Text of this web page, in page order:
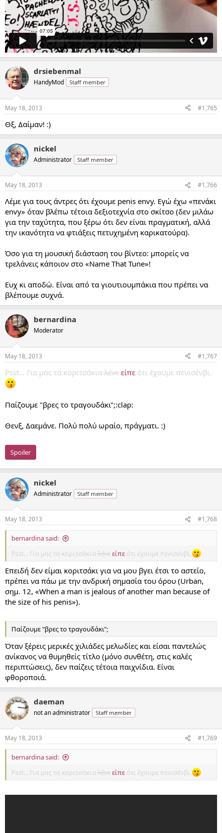
drsiebenmal
HandyMod Staff member
May 18, 2013 #1,765
Θξ, Δαίμαν! :)
nickel
Administrator Staff member
May 18, 2013 #1,766
Λέμε για τους άντρες ότι έχουμε penis envy. Εγώ έχω «πενάκι
envy» όταν βλέπω τέτοια δεξιοτεχνία στο σκίτσο (δεν μιλάω
για την ταχύτητα, που ξέρω ότι δεν είναι πραγματική, αλλά
την ικανότητα να φτιάξεις πετυχημένη καρικατούρα).
Όσο για τη μουσική διάσταση του βίντεο: μπορείς να
τρελάνεις κάποιον στο «Name That Tune»!
Ευχ κι αποδώ. Είναι από τα γιουτιουμπάκια που πρέπει να
βλέπουμε συχνά.
bernardina
Moderator
May 18, 2013 #1,767
Psst... Για μας τα κοριτσάκιαλένε είπε ότι έχουμε πενισένβι.
Παίζουμε "βρες το τραγουδάκι";:clap:
Θενξ, Δαεμάνε. Πολύ πολύ ωραίο, πράγματι. :)
Spoiler
nickel
Administrator Staff member
May 18, 2013 #1,768
bernardina said:
Psst... Για μας τα κοριτσάκιαλένεείπε ότι έχουμε πενισένβι.
Επειδή δεν είμαι κοριτσάκι για να μου βγει έτσι το αστείο,
πρέπει να πάω με την ανδρική σημασία του όρου (Urban,
σημ. 12, «When a man is jealous of another man because of
the size of his penis»).
Παίζουμε "βρες το τραγουδάκι";
Όταν ξέρεις μερικές χιλιάδες μελωδίες και είσαι παντελώς
ανίκανος να θυμηθείς τίτλο (μόνο συνθέτη, στις καλές
περιπτώσεις), δεν παίζεις τέτοια παιχνίδια. Είναι
φθοροποιά.
daeman
not an administrator Staff member
May 18, 2013 #1,769
bernardina said:
Psst... Για μας τα κοριτσάκιαλένεείπε ότι έχουμε πενισένβι.